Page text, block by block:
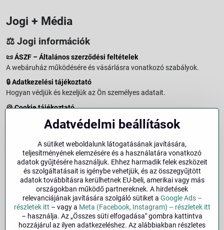
Jogi + Média
⚖️ Jogi információk
📜ÁSZF – Általános szerződési feltételek
A webáruház működésére és vásárlásra vonatkozó szabályok.
🔒Adatkezelési tájékoztató
Hogyan védjük és kezeljük az Ön személyes adatait.
🍪Cookie tájékoztató
A weboldalon használt sütikről és adatkezelésről.
Vásárlástól való elállás menete és feltételei.
Elállás a szerződéstől
Impresszum
Üzemeltetői adatok és jogi tudnivalók.
🔐Biztonság
Facebook Instagram
Adatvédelmi beállítások
A sütiket weboldalunk látogatásának javítására,
teljesítményének elemzésére és a használatára vonatkozó
adatok gyűjtésére használjuk. Ehhez harmadik felek eszközeit
és szolgáltatásait is igénybe vehetjük, és az összegyűjtött
adatok továbbításra kerülhetnek EU-beli, amerikai vagy más
országokban működő partnereknek. A hirdetések
relevanciájának javítására szolgáló sütiket a Google Ads –
részletek itt – vagy a Meta (Facebook, Instagram) – részletek itt
– használja. Az „Összes süti elfogadása" gombra kattintva
hozzájárul az ilyen adatkezeléshez. Az alábbiakban részletes